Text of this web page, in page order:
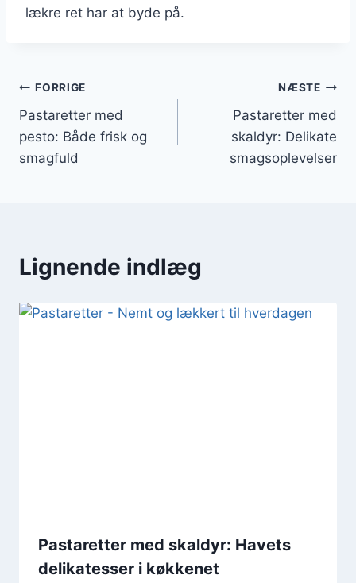
lækre ret har at byde på.
Indlægsnavigation
FORRIGE
Pastaretter med
pesto: Både frisk og
smagfuld
NÆSTE
Pastaretter med
skaldyr: Delikate
smagsoplevelser
Lignende indlæg
Pastaretter med skaldyr: Havets
delikatesser i køkkenet